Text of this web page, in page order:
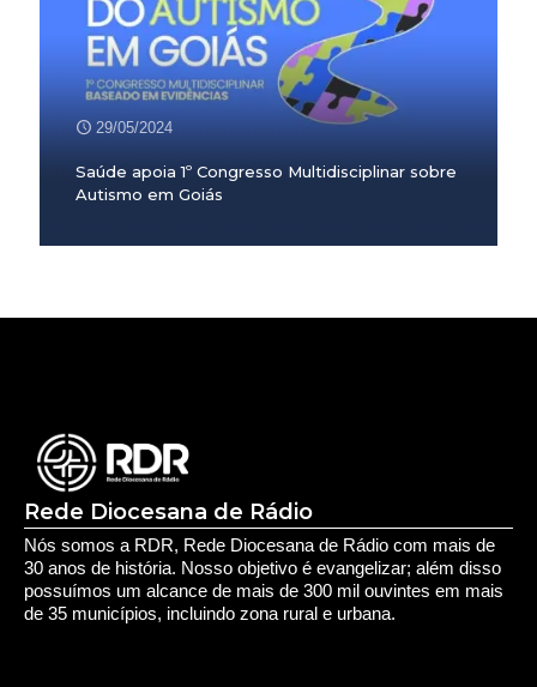
29/05/2024
Saúde apoia 1º Congresso Multidisciplinar sobre
Autismo em Goiás
Rede Diocesana de Rádio
Nós somos a RDR, Rede Diocesana de Rádio com mais de
30 anos de história. Nosso objetivo é evangelizar; além disso
possuímos um alcance de mais de 300 mil ouvintes em mais
de 35 municípios, incluindo zona rural e urbana.